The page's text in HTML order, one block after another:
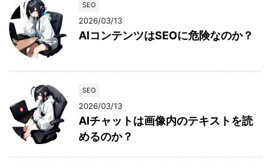
SEO
2026/03/13
AIコンテンツはSEOに危険なのか？
SEO
2026/03/13
AIチャットは画像内のテキストを読
めるのか？